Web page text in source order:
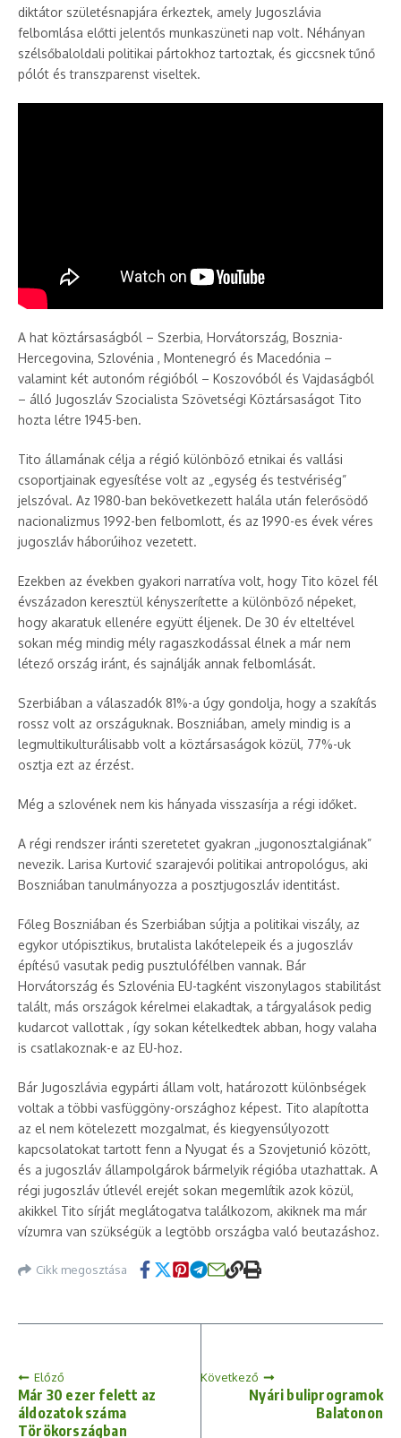
diktátor születésnapjára érkeztek, amely Jugoszlávia
felbomlása előtti jelentős munkaszüneti nap volt. Néhányan
szélsőbaloldali politikai pártokhoz tartoztak, és giccsnek tűnő
pólót és transzparenst viseltek.
A hat köztársaságból – Szerbia, Horvátország, Bosznia-
Hercegovina, Szlovénia , Montenegró és Macedónia –
valamint két autonóm régióból – Koszovóból és Vajdaságból
– álló Jugoszláv Szocialista Szövetségi Köztársaságot Tito
hozta létre 1945-ben.
Tito államának célja a régió különböző etnikai és vallási
csoportjainak egyesítése volt az „egység és testvériség”
jelszóval. Az 1980-ban bekövetkezett halála után felerősödő
nacionalizmus 1992-ben felbomlott, és az 1990-es évek véres
jugoszláv háborúihoz vezetett.
Ezekben az években gyakori narratíva volt, hogy Tito közel fél
évszázadon keresztül kényszerítette a különböző népeket,
hogy akaratuk ellenére együtt éljenek. De 30 év elteltével
sokan még mindig mély ragaszkodással élnek a már nem
létező ország iránt, és sajnálják annak felbomlását.
Szerbiában a válaszadók 81%-a úgy gondolja, hogy a szakítás
rossz volt az országuknak. Boszniában, amely mindig is a
legmultikulturálisabb volt a köztársaságok közül, 77%-uk
osztja ezt az érzést.
Még a szlovének nem kis hányada visszasírja a régi időket.
A régi rendszer iránti szeretetet gyakran „jugonosztalgiának”
nevezik. Larisa Kurtović szarajevói politikai antropológus, aki
Boszniában tanulmányozza a posztjugoszláv identitást.
Főleg Boszniában és Szerbiában sújtja a politikai viszály, az
egykor utópisztikus, brutalista lakótelepeik és a jugoszláv
építésű vasutak pedig pusztulófélben vannak. Bár
Horvátország és Szlovénia EU-tagként viszonylagos stabilitást
talált, más országok kérelmei elakadtak, a tárgyalások pedig
kudarcot vallottak , így sokan kételkedtek abban, hogy valaha
is csatlakoznak-e az EU-hoz.
Bár Jugoszlávia egypárti állam volt, határozott különbségek
voltak a többi vasfüggöny-országhoz képest. Tito alapította
az el nem kötelezett mozgalmat, és kiegyensúlyozott
kapcsolatokat tartott fenn a Nyugat és a Szovjetunió között,
és a jugoszláv állampolgárok bármelyik régióba utazhattak. A
régi jugoszláv útlevél erejét sokan megemlítik azok közül,
akikkel Tito sírját meglátogatva találkozom, akiknek ma már
vízumra van szükségük a legtöbb országba való beutazáshoz.
Cikk megosztása
Előző
Már 30 ezer felett az
áldozatok száma
Törökországban
Következő
Nyári buliprogramok
Balatonon